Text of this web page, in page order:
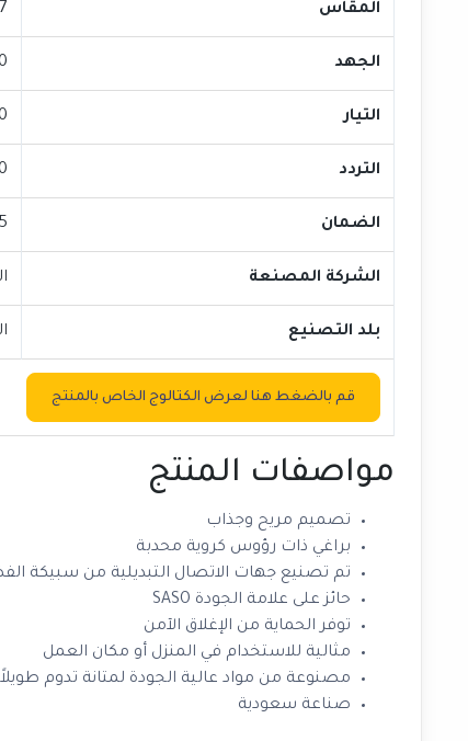
المقاس 7×7 سم
الجهد
التيار 10
التردد
الضمان
الشركة المصنعة
بلد التصنيع
قم بالضغط هنا لعرض الكتالوج الخاص بالمنتج
مواصفات المنتج
تصميم مريح وجذاب
براغي ذات رؤوس كروية محدبة
تم تصنيع جهات الاتصال التبديلية من سبيكة
حائز على علامة الجودة SASO
توفر الحماية من الإغلاق الآمن
مثالية للاستخدام في المنزل أو مكان العمل
مصنوعة من مواد عالية الجودة لمتانة تدوم طويلاً
صناعة سعودية